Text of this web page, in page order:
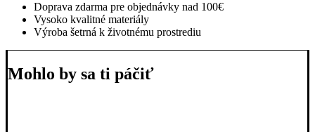
Doprava zdarma pre objednávky nad 100€
Vysoko kvalitné materiály
Výroba šetrná k životnému prostrediu
Mohlo by sa ti páčiť